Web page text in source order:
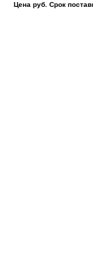
Цена руб. Срок